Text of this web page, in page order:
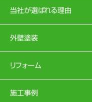
当社が選ばれる理由
外壁塗装
リフォーム
施工事例